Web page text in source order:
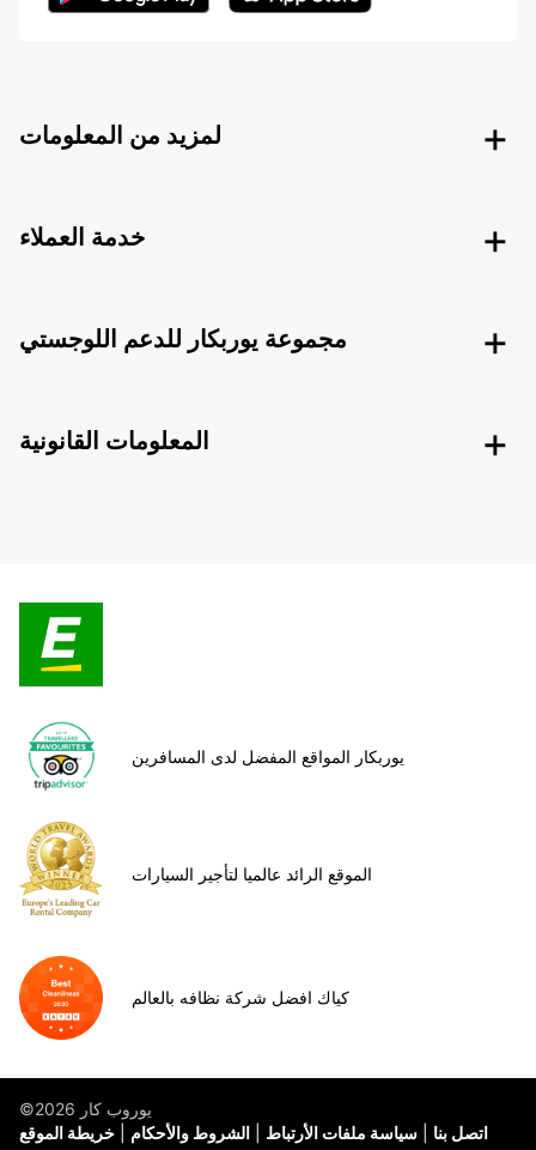
لمزيد من المعلومات
خدمة العملاء
مجموعة يوربكار للدعم اللوجستي
المعلومات القانونية
يوربكار المواقع المفضل لدى المسافرين
الموقع الرائد عالميا لتأجير السيارات
كياك افضل شركة نظافه بالعالم
©يوروب كار 2026
خريطة الموقع
الشروط والأحكام سياسة ملفات الأرتباط اتصل بنا